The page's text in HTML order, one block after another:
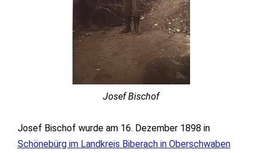
Josef Bischof
Josef Bischof wurde am 16. Dezember 1898 in
Schönebürg im Landkreis Biberach in Oberschwaben